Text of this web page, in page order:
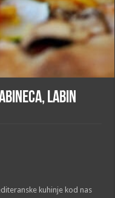
Labin
kuhinje kod nas